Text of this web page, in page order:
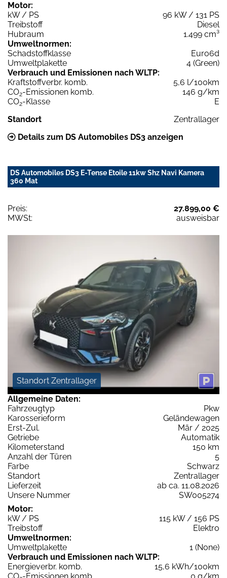
Motor:
kW / PS
96 kW / 131 PS
Treibstoff
Diesel
Hubraum
1.499 cm³
Umweltnormen:
Schadstoffklasse
Euro6d
Umweltplakette
4 (Green)
Verbrauch und Emissionen nach WLTP:
Kraftstoffverbr. komb.
5,6 l/100km
CO2-Emissionen komb.
146 g/km
CO2-Klasse
E
Standort
Zentrallager
Details zum DS Automobiles DS3 anzeigen
DS Automobiles DS3 E-Tense Etoile 11kw Shz Navi Kamera
360 Mat
Preis:
27.899,00 €
MWSt:
ausweisbar
Standort Zentrallager
Allgemeine Daten:
Fahrzeugtyp
Pkw
Karosserieform
Geländewagen
Erst-Zul.
Mär / 2025
Getriebe
Automatik
Kilometerstand
150 km
Anzahl der Türen
5
Farbe
Schwarz
Standort
Zentrallager
Lieferzeit
ab ca. 11.08.2026
Unsere Nummer
SW005274
Motor:
kW / PS
115 kW / 156 PS
Treibstoff
Elektro
Umweltnormen:
Umweltplakette
1 (None)
Verbrauch und Emissionen nach WLTP:
Energieverbr. komb.
15,6 kWh/100km
CO -Emissionen komb. 0 g/km